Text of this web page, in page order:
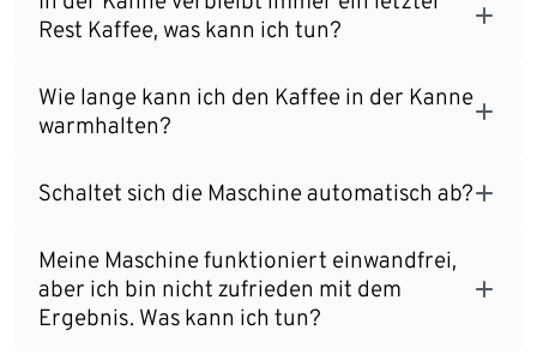
Rest Kaffee, was kann ich tun?
Wie lange kann ich den Kaffee in der Kanne
warmhalten?
Schaltet sich die Maschine automatisch ab?
Meine Maschine funktioniert einwandfrei,
aber ich bin nicht zufrieden mit dem
Ergebnis. Was kann ich tun?